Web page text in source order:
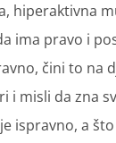
hiperaktivna
ima pravo i
čini to na
i misli da zna
ispravno, a